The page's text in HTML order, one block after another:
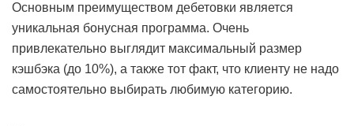
Основным преимуществом дебетовки является
уникальная бонусная программа. Очень
привлекательно выглядит максимальный размер
кэшбэка (до 10%), а также тот факт, что клиенту не надо
самостоятельно выбирать любимую категорию.